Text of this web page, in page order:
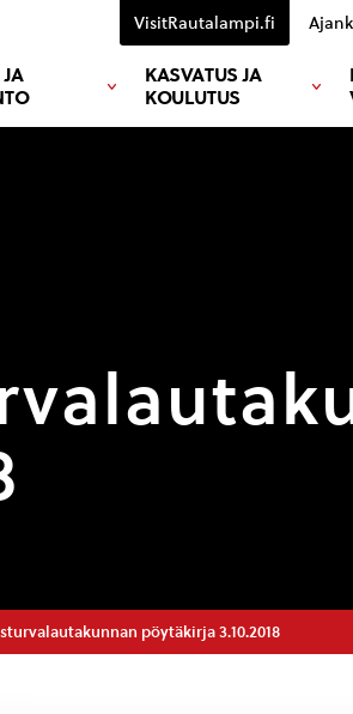
KASVATUS JA
KOULUTUS
VisitRautalampi.fi
pöytäkirja 3.10.2018